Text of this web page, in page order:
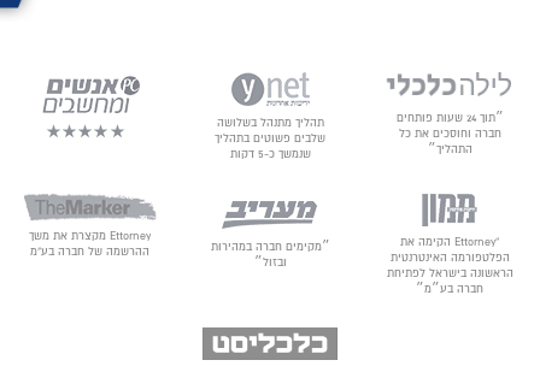
״תוך 24 שעות פותחים
חברה וחוסכים את כל
התהליך״
תהליך מתנהל בשלושה
שלבים פשוטים בתהליך
שנמשך כ-5 דקות
“Ettorney הקימה את
הפלטפורמה האינטרנטית
הראשונה בישראל לפתיחת
חברה בע״מ״
״מקימים חברה במהירות
ובזול״
Ettorney מקצרת את משך
ההרשמה של חברה בע"מ